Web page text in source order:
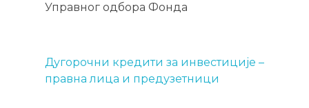
Управног одбора Фонда
Дугорочни кредити за инвестиције –
правна лица и предузетници